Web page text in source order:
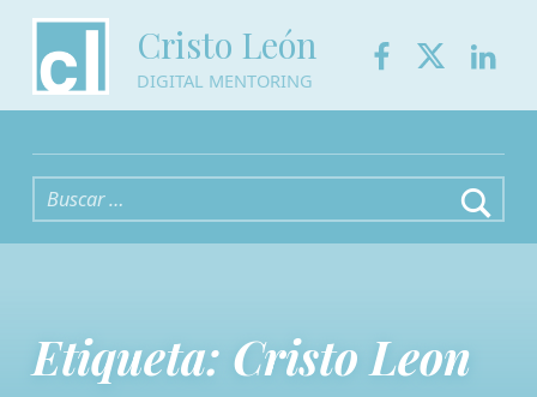
Cristo León
DIGITAL MENTORING
Buscar:
Etiqueta: Cristo Leon